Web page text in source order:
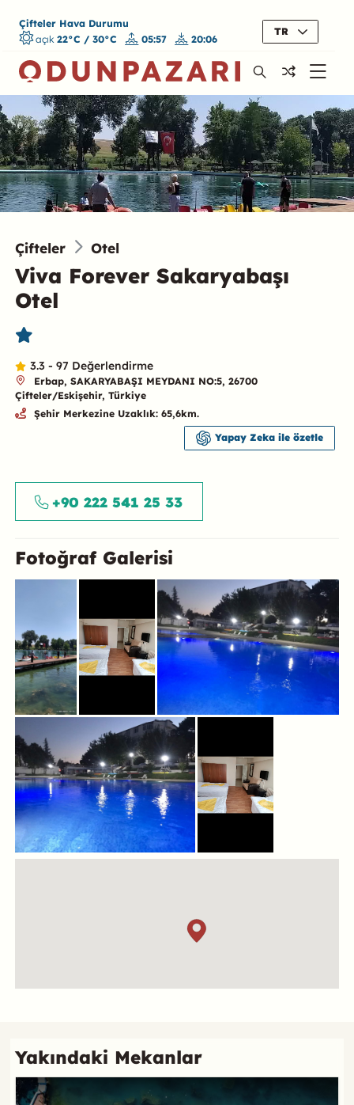
Çifteler Hava Durumu
açık 22°C / 30°C 05:57 20:06
TR
Çifteler Otel
Viva Forever Sakaryabaşı
Otel
3.3 - 97 Değerlendirme
Erbap, SAKARYABAŞI MEYDANI NO:5, 26700
Çifteler/Eskişehir, Türkiye
Şehir Merkezine Uzaklık: 65,6km.
Yapay Zeka ile özetle
+90 222 541 25 33
Fotoğraf Galerisi
Yakındaki Mekanlar